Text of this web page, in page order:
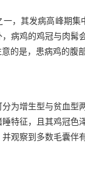
，其发病高峰期
病鸡的鸡冠与肉髯
的是，患病鸡的腹
为增生型与贫血
特征，且其鸡冠
观察到多数毛囊